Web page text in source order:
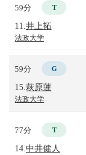
59分 T
11. 井上拓
法政大学
59分 G
15. 萩原蓮
法政大学
77分 T
14. 中井健人